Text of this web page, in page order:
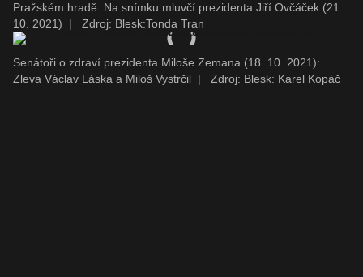
Pražském hradě. Na snímku mluvčí prezidenta Jiří Ovčáček (21.
10. 2021)
| Zdroj: Blesk:Tonda Tran
Senátoři o zdraví prezidenta Miloše Zemana (18. 10. 2021):
Zleva Václav Láska a Miloš Vystrčil | Zdroj: Blesk: Karel Kopáč